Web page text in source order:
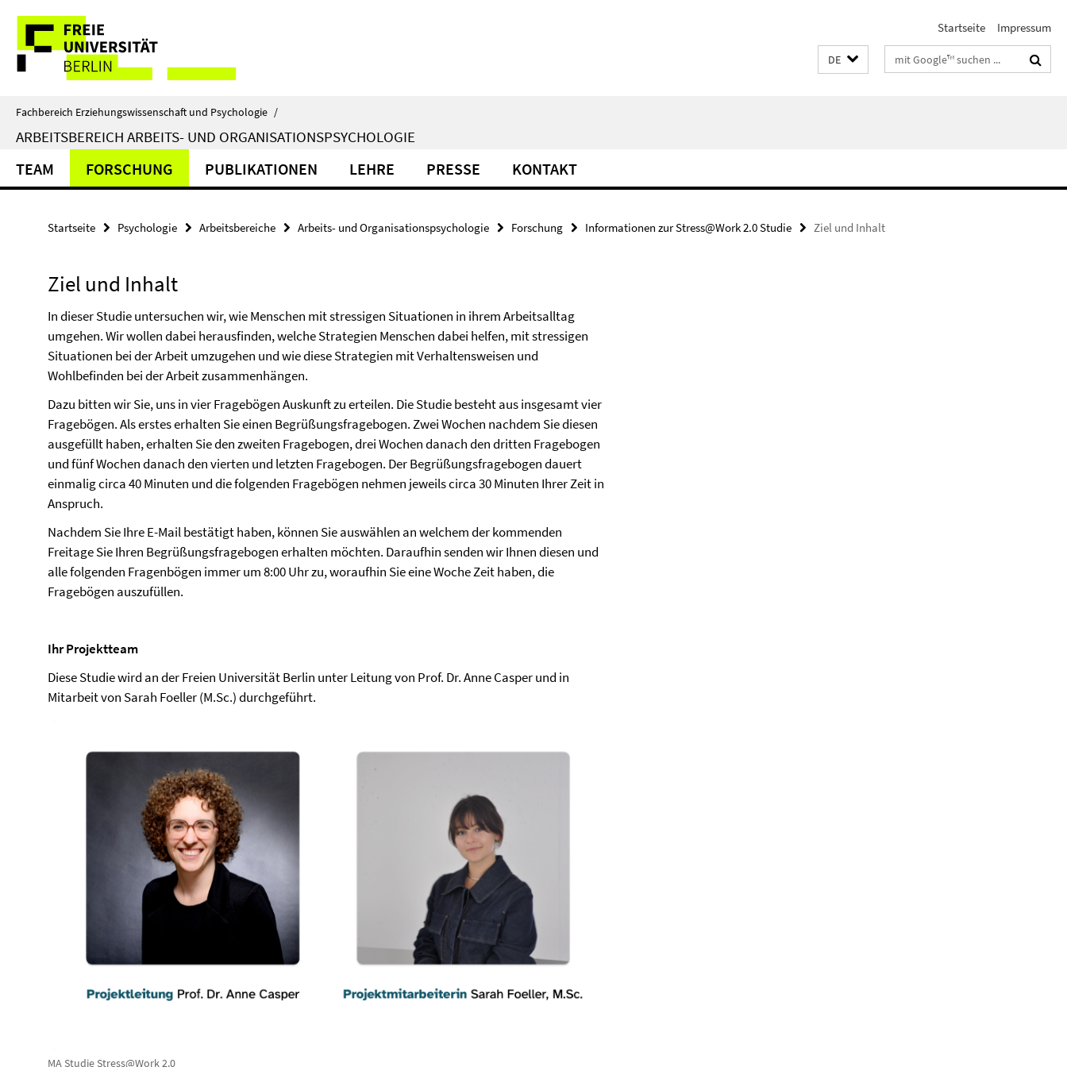
direkt
Inhalt
Service-
Navigation
Startseite Impressum
DE Suchbegriffe
Fachbereich Erziehungswissenschaft und Psychologie /
ARBEITSBEREICH ARBEITS- UND ORGANISATIONSPSYCHOLOGIE
TEAM FORSCHUNG PUBLIKATIONEN LEHRE PRESSE KONTAKT
Startseite Psychologie Arbeitsbereiche Arbeits- und Organisationspsychologie Forschung Informationen zur Stress@Work 2.0 Studie Ziel und Inhalt
Ziel und Inhalt
In dieser Studie untersuchen wir, wie Menschen mit stressigen Situationen in ihrem Arbeitsalltag
umgehen. Wir wollen dabei herausfinden, welche Strategien Menschen dabei helfen, mit stressigen
Situationen bei der Arbeit umzugehen und wie diese Strategien mit Verhaltensweisen und
Wohlbefinden bei der Arbeit zusammenhängen.
Dazu bitten wir Sie, uns in vier Fragebögen Auskunft zu erteilen. Die Studie besteht aus insgesamt vier
Fragebögen. Als erstes erhalten Sie einen Begrüßungsfragebogen. Zwei Wochen nachdem Sie diesen
ausgefüllt haben, erhalten Sie den zweiten Fragebogen, drei Wochen danach den dritten Fragebogen
und fünf Wochen danach den vierten und letzten Fragebogen. Der Begrüßungsfragebogen dauert
einmalig circa 40 Minuten und die folgenden Fragebögen nehmen jeweils circa 30 Minuten Ihrer Zeit in
Anspruch.
Nachdem Sie Ihre E-Mail bestätigt haben, können Sie auswählen an welchem der kommenden
Freitage Sie Ihren Begrüßungsfragebogen erhalten möchten. Daraufhin senden wir Ihnen diesen und
alle folgenden Fragenbögen immer um 8:00 Uhr zu, woraufhin Sie eine Woche Zeit haben, die
Fragebögen auszufüllen.
Ihr Projektteam
Diese Studie wird an der Freien Universität Berlin unter Leitung von Prof. Dr. Anne Casper und in
Mitarbeit von Sarah Foeller (M.Sc.) durchgeführt.
MA Studie Stress@Work 2.0